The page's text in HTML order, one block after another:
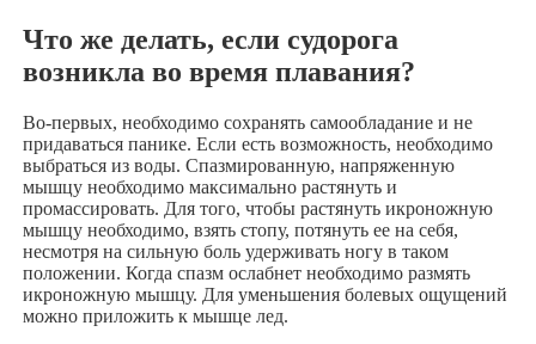
Что же делать, если судорога
возникла во время плавания?
Во-первых, необходимо сохранять самообладание и не
придаваться панике. Если есть возможность, необходимо
выбраться из воды. Спазмированную, напряженную
мышцу необходимо максимально растянуть и
промассировать. Для того, чтобы растянуть икроножную
мышцу необходимо, взять стопу, потянуть ее на себя,
несмотря на сильную боль удерживать ногу в таком
положении. Когда спазм ослабнет необходимо размять
икроножную мышцу. Для уменьшения болевых ощущений
можно приложить к мышце лед.